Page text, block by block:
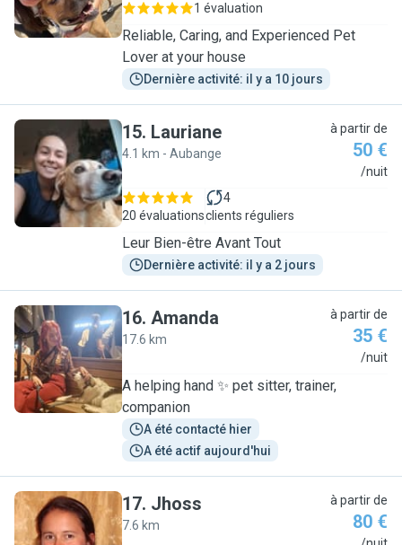
1 évaluation
Reliable, Caring, and Experienced Pet
Lover at your house
Dernière activité: il y a 10 jours
L
15. Lauriane
4.1 km - Aubange
à partir de
50 €
/nuit
20 évaluations
4
clients réguliers
Leur Bien-être Avant Tout
Dernière activité: il y a 2 jours
A
16. Amanda
17.6 km
à partir de
35 €
/nuit
A helping hand ✨️ pet sitter, trainer,
companion
A été contacté hier
A été actif aujourd'hui
17. Jhoss
7.6 km
à partir de
80 €